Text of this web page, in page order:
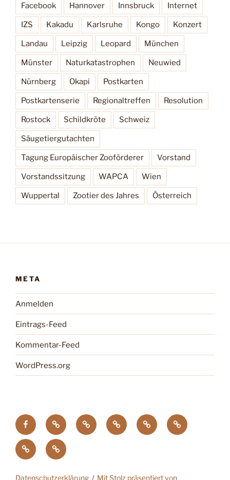
Facebook Hannover Innsbruck Internet
IZS Kakadu Karlsruhe Kongo Konzert
Landau Leipzig Leopard München
Münster Naturkatastrophen Neuwied
Nürnberg Okapi Postkarten
Postkartenserie Regionaltreffen Resolution
Rostock Schildkröte Schweiz
Säugetiergutachten
Tagung Europäischer Zooförderer Vorstand
Vorstandssitzung WAPCA Wien
Wuppertal Zootier des Jahres Österreich
META
Anmelden
Eintrags-Feed
Kommentar-Feed
WordPress.org
facebook
GdZ
Tagung
Chemnitz
Zootier
des
Verband
der
DTG
Zoopresseschau
Stiftung
Artenschutz
Datenschutzerklärung Mit Stolz präsentiert von